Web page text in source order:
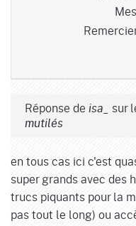
Réponse de isa_ sur
mutilés
en tous cas ici c'est
super grands avec des
trucs piquants pour la
pas tout le long) ou